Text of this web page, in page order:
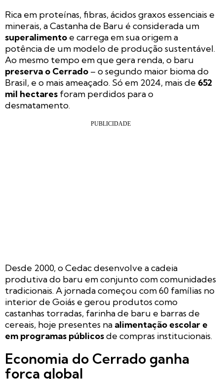
Rica em proteínas, fibras, ácidos graxos essenciais e
minerais, a Castanha de Baru é considerada um
superalimento e carrega em sua origem a
potência de um modelo de produção sustentável.
Ao mesmo tempo em que gera renda, o baru
preserva o Cerrado – o segundo maior bioma do
Brasil, e o mais ameaçado. Só em 2024, mais de 652
mil hectares foram perdidos para o
desmatamento.
Desde 2000, o Cedac desenvolve a cadeia
produtiva do baru em conjunto com comunidades
tradicionais. A jornada começou com 60 famílias no
interior de Goiás e gerou produtos como
castanhas torradas, farinha de baru e barras de
cereais, hoje presentes na alimentação escolar e
em programas públicosde compras institucionais.
Economia do Cerrado ganha
força global